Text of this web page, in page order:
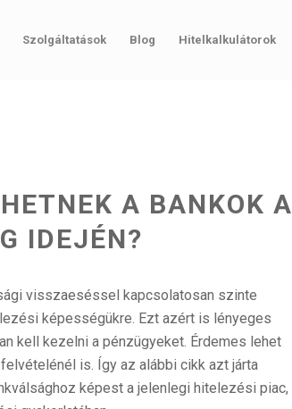
Szolgáltatások Blog Hitelkalkulátorok
A BANKOK A
IDEJÉN?
visszaeséssel kapcsolatosan szinte
képességükre. Ezt azért is lényeges
kell kezelni a pénzügyeket. Érdemes lehet
is. Így az alábbi cikk azt járta
képest a jelenlegi hitelezési piac,